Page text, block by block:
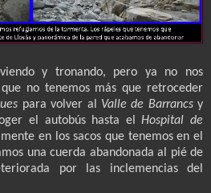
y tronando, pero ya no nos
no tenemos más que retroceder
para volver al Valle de Barrancsy
el autobús hasta elHospital de
en los sacos que tenemos en el
una cuerda abandonada al pié de
por las inclemencias del